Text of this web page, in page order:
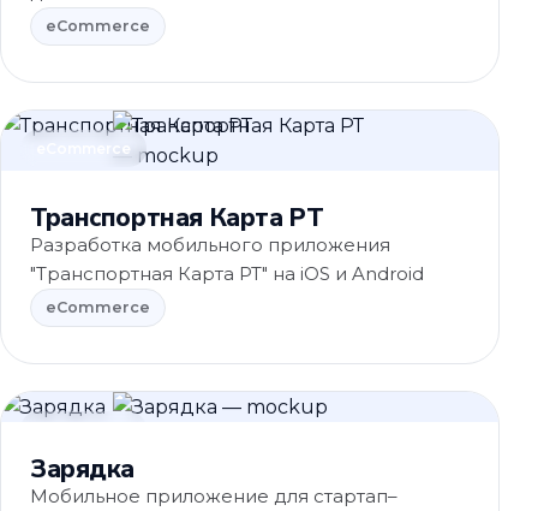
eCommerce
eCommerce
Транспортная Карта РТ
Разработка мобильного приложения
"Транспортная Карта РТ" на iOS и Android
eCommerce
Зарядка
Мобильное приложение для стартап–